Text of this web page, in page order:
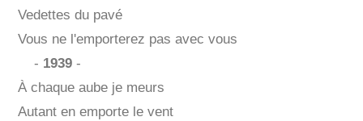
Vedettes du pavé
Vous ne l'emporterez pas avec vous
- 1939-
À chaque aube je meurs
Autant en emporte le vent